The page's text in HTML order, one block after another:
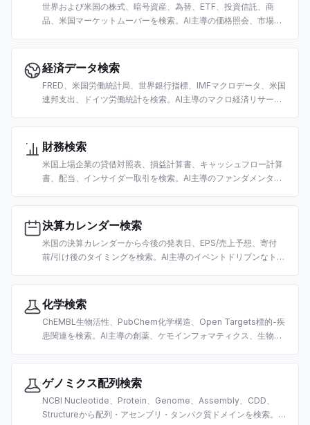
世界および米国の株式、暗号資産、為替、ETF、投資信託、商
品、米国マーケットムーバーを検索。AI主導の価格照会、市場デ
経済データ検索
FRED、米国労働統計局、世界銀行指標、IMFマクロデータ、米国
連邦支出、ドイツ労働統計を検索。AI主導のマクロ経済リサーチ
財務検索
米国上場企業の貸借対照表、損益計算書、キャッシュフロー計算
書、配当、インサイダー取引を検索。AI主導のファンダメンタル
決算カレンダー検索
米国の決算カレンダーから今後の発表日、EPS/売上予想、寄付
前/引け後のタイミングを検索。AI主導のイベントドリブンなトレ
化学検索
ChEMBL生物活性、PubChem化学構造、Open Targets標的-疾
患関連を検索。AI主導の創薬、ケモインフォマティクス、生物医
ゲノミクス配列検索
NCBI Nucleotide、Protein、Genome、Assembly、CDD、
Structureから配列・アセンブリ・タンパク質ドメインを検索。AI